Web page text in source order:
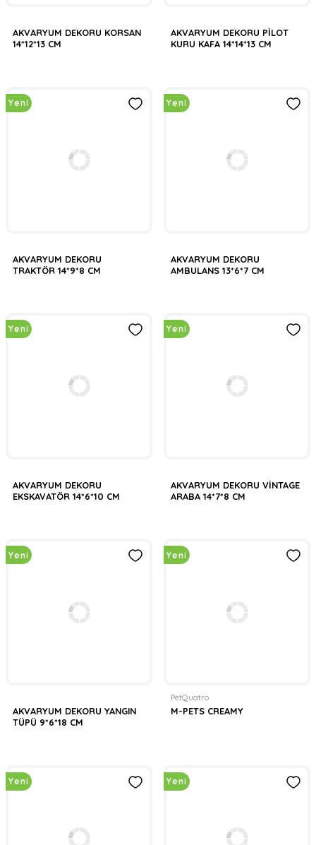
AKVARYUM DEKORU KORSAN
14*12*13 CM
AKVARYUM DEKORU PİLOT
KURU KAFA 14*14*13 CM
Yeni
AKVARYUM DEKORU
TRAKTÖR 14*9*8 CM
Yeni
AKVARYUM DEKORU
AMBULANS 13*6*7 CM
Yeni
AKVARYUM DEKORU
EKSKAVATÖR 14*6*10 CM
Yeni
AKVARYUM DEKORU VİNTAGE
ARABA 14*7*8 CM
Yeni
AKVARYUM DEKORU YANGIN
TÜPÜ 9*6*18 CM
Yeni
PetQuatro
M-PETS CREAMY
Yeni Yeni